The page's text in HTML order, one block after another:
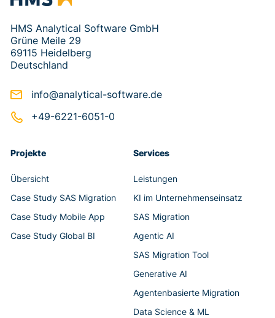
HMS Analytical Software GmbH
Grüne Meile 29
69115 Heidelberg
Deutschland
info@analytical-software.de
+49-6221-6051-0
Projekte
Übersicht
Case Study SAS Migration
Case Study Mobile App
Case Study Global BI
Services
Leistungen
KI im Unternehmenseinsatz
SAS Migration
Agentic AI
SAS Migration Tool
Generative AI
Agentenbasierte Migration
Data Science & ML